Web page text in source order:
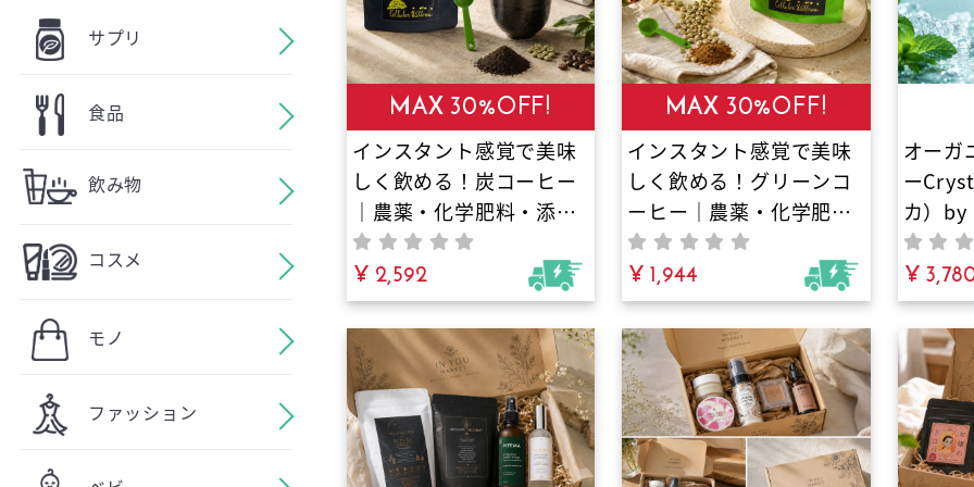
サプリ
食品
飲み物
コスメ
モノ
ファッション
MAX 30%OFF!
インスタント感覚で美味
しく飲める！炭コーヒー
｜農薬・化学肥料・添加
物不使用！栄養たっぷり
グリーンコーヒーと日本
三大備長炭の一つである
高級日向備長炭パウダー
を絶妙なバランスで配
合！
¥ 2,592
MAX 30%OFF!
インスタント感覚で美味
しく飲める！グリーンコ
ーヒー｜農薬・化学肥
料・添加物不使用！グリ
ーンコーヒーの栄養成分
とチアパス産アラビカ種
のコーヒーを絶妙なバラ
ンスで配合！市販のコー
ヒーよりも栄養素が豊
富！健康と若々しさを保
つファイトケミカルやク
¥ 1,944
オーガ
ー
カ）by
ーリン
植物由
オーガ
ぷりの
¥